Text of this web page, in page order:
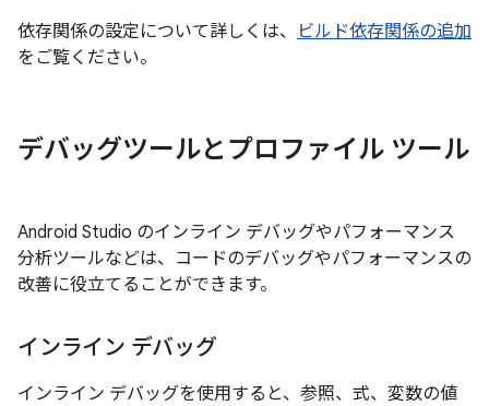
依存関係の設定について詳しくは、
ビルド依存関係の追加
をご覧ください。
デバッグツールとプロファイル ツール
Android Studio のインライン デバッグやパフォーマンス
分析ツールなどは、コードのデバッグやパフォーマンスの
改善に役立てることができます。
インライン デバッグ
インライン デバッグを使用すると、参照、式、変数の値